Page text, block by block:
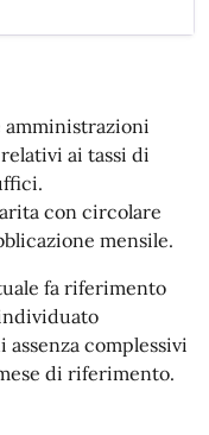
amministrazioni
ai tassi di
con circolare
mensile.
fa riferimento
complessivi
di riferimento.